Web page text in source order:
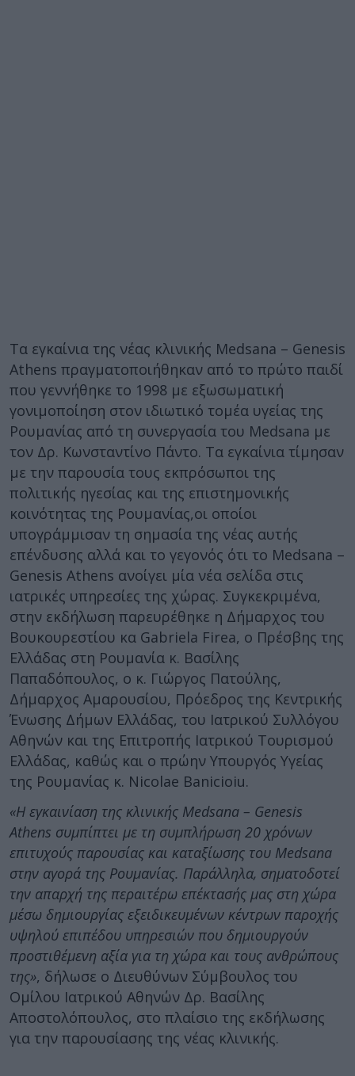
Τα εγκαίνια της νέας κλινικής Μedsana – Genesis
Athens πραγματοποιήθηκαν από το πρώτο παιδί
που γεννήθηκε το 1998 με εξωσωματική
γονιμοποίηση στον ιδιωτικό τομέα υγείας της
Ρουμανίας από τη συνεργασία του Medsana με
τον Δρ. Κωνσταντίνο Πάντο. Τα εγκαίνια τίμησαν
με την παρουσία τους εκπρόσωποι της
πολιτικής ηγεσίας και της επιστημονικής
κοινότητας της Ρουμανίας,οι οποίοι
υπογράμμισαν τη σημασία της νέας αυτής
επένδυσης αλλά και το γεγονός ότι το Medsana –
Genesis Athens ανοίγει μία νέα σελίδα στις
ιατρικές υπηρεσίες της χώρας. Συγκεκριμένα,
στην εκδήλωση παρευρέθηκε η Δήμαρχος του
Βουκουρεστίου κα Gabriela Firea, ο Πρέσβης της
Ελλάδας στη Ρουμανία κ. Βασίλης
Παπαδόπουλος, ο κ. Γιώργος Πατούλης,
Δήμαρχος Αμαρουσίου, Πρόεδρος της Κεντρικής
Ένωσης Δήμων Ελλάδας, του Ιατρικού Συλλόγου
Αθηνών και της Επιτροπής Ιατρικού Τουρισμού
Ελλάδας, καθώς και ο πρώην Υπουργός Υγείας
της Ρουμανίας κ. Nicolae Banicioiu.
«Η εγκαινίαση της κλινικής Medsana – Genesis
Athens συμπίπτει με τη συμπλήρωση 20 χρόνων
επιτυχούς παρουσίας και καταξίωσης του Medsana
στην αγορά της Ρουμανίας. Παράλληλα, σηματοδοτεί
την απαρχή της περαιτέρω επέκτασής μας στη χώρα
μέσω δημιουργίας εξειδικευμένων κέντρων παροχής
υψηλού επιπέδου υπηρεσιών που δημιουργούν
προστιθέμενη αξία για τη χώρα και τους ανθρώπους
της», δήλωσε ο Διευθύνων Σύμβουλος του
Ομίλου Ιατρικού Αθηνών Δρ. Βασίλης
Αποστολόπουλος, στο πλαίσιο της εκδήλωσης
για την παρουσίασης της νέας κλινικής.